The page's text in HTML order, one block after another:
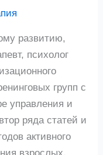
развитию,
психолог
групп с
управления и
ряда статей и
активного